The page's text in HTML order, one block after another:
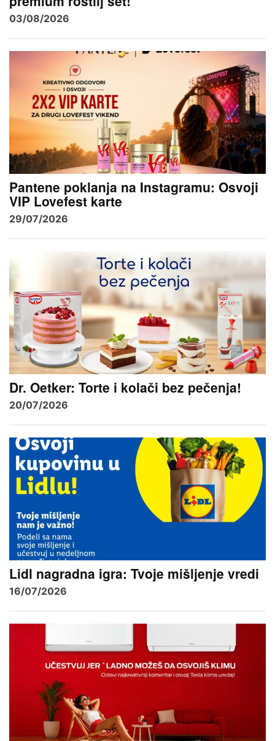
03/08/2026
Pantene poklanja na Instagramu: Osvoji
VIP Lovefest karte
29/07/2026
Dr. Oetker: Torte i kolači bez pečenja!
20/07/2026
Lidl nagradna igra: Tvoje mišljenje vredi
16/07/2026